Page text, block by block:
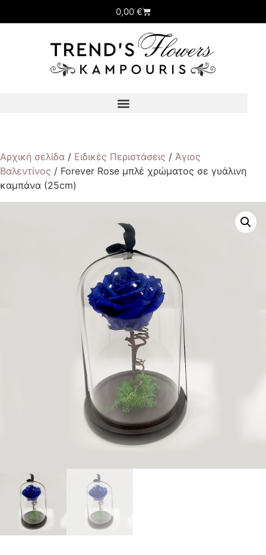
0,00 €
Αρχική σελίδα / Ειδικές Περιστάσεις / Άγιος
Βαλεντίνος / Forever Rose μπλέ χρώματος σε γυάλινη
καμπάνα (25cm)